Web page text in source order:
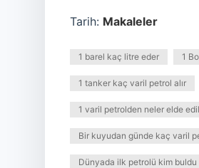
Tarih: Makaleler
1 barel kaç litre eder 1
1 tanker kaç varil petrol alır
1 varil petrolden neler elde
Bir kuyudan günde kaç varil
Dünyada ilk petrolü kim buldu